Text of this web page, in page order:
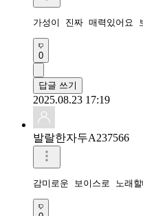
가성이 진짜 매력있어요
0
답글 쓰기
2025.08.23 17:19
발랄한자두A237566
감미로운 보이스로 노래